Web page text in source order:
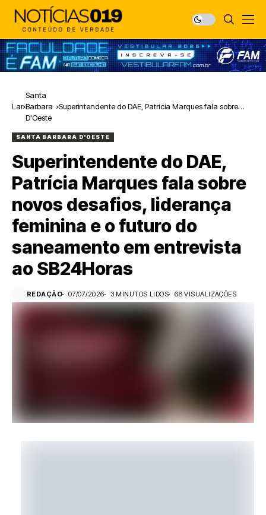
Lar
Santa
Barbara
D'Oeste
Superintendente do DAE, Patrícia Marques fala sobre
SANTA BARBARA D'OESTE
Superintendente do DAE,
Patrícia Marques fala sobre
novos desafios, liderança
feminina e o futuro do
saneamento em entrevista
ao SB24Horas
REDAÇÃO 07/07/2026 3 MINUTOS LIDOS 68 VISUALIZAÇÕES